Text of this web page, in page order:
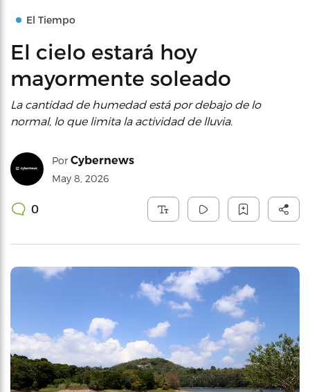
El Tiempo
El cielo estará hoy
mayormente soleado
La cantidad de humedad está por debajo de lo
normal, lo que limita la actividad de lluvia.
Por Cybernews
May 8, 2026
0